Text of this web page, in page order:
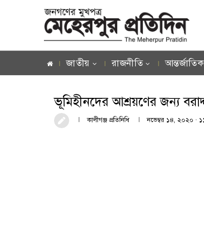
জাতীয় রাজনীতি আন্তর্জাতিক
ভূমিহীনদের আশ্রয়ণের জন্য
কালীগঞ্জ প্রতিনিধি নভেম্বর ১৪, ২০২০ ·